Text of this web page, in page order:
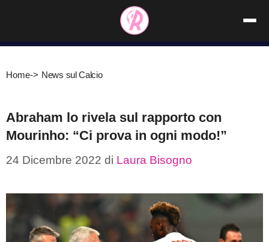
contenuto
Home-> News sul Calcio
Abraham lo rivela sul rapporto con
Mourinho: “Ci prova in ogni modo!”
24 Dicembre 2022 di Laura Bisogno